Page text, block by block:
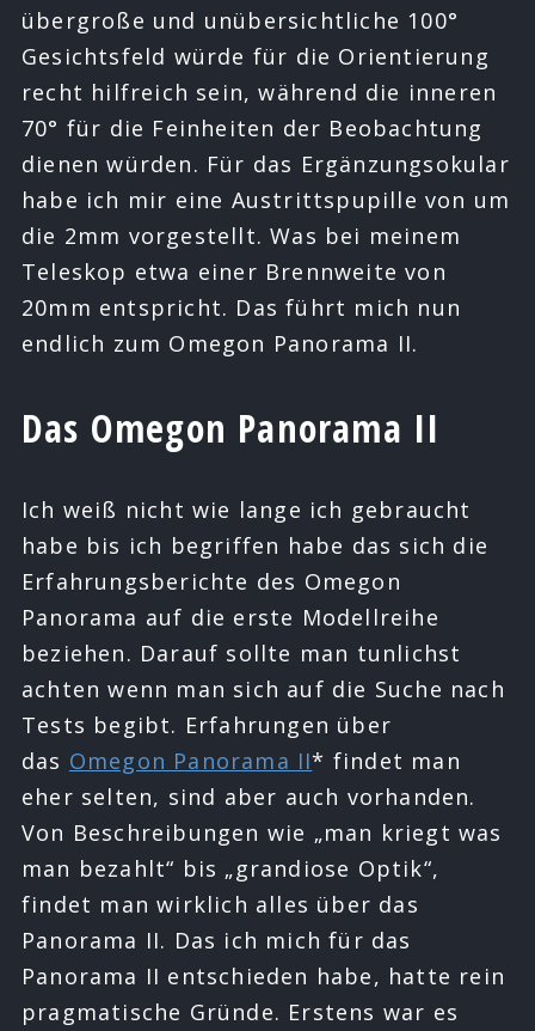
übergroße und unübersichtliche 100°
Gesichtsfeld würde für die Orientierung
recht hilfreich sein, während die inneren
70° für die Feinheiten der Beobachtung
dienen würden. Für das Ergänzungsokular
habe ich mir eine Austrittspupille von um
die 2mm vorgestellt. Was bei meinem
Teleskop etwa einer Brennweite von
20mm entspricht. Das führt mich nun
endlich zum Omegon Panorama II.
Das Omegon Panorama II
Ich weiß nicht wie lange ich gebraucht
habe bis ich begriffen habe das sich die
Erfahrungsberichte des Omegon
Panorama auf die erste Modellreihe
beziehen. Darauf sollte man tunlichst
achten wenn man sich auf die Suche nach
Tests begibt. Erfahrungen über
das Omegon Panorama II* findet man
eher selten, sind aber auch vorhanden.
Von Beschreibungen wie „man kriegt was
man bezahlt“ bis „grandiose Optik“,
findet man wirklich alles über das
Panorama II. Das ich mich für das
Panorama II entschieden habe, hatte rein
pragmatische Gründe. Erstens war es